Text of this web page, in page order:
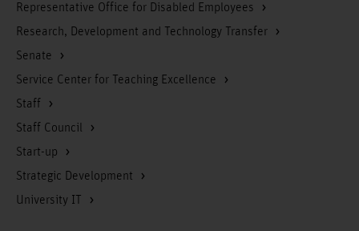
Representative Office for Disabled Employees
Research, Development and Technology Transfer
Senate
Service Center for Teaching Excellence
Staff
Staff Council
Start-up
Strategic Development
University IT